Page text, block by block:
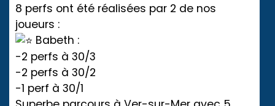
8 perfs ont été réalisées par 2 de nos
joueurs :
Babeth :
-2 perfs à 30/3
-2 perfs à 30/2
-1 perf à 30/1